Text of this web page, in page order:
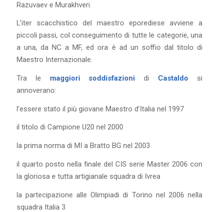
Razuvaev e Murakhveri.
L’iter scacchistico del maestro eporediese avviene a
piccoli passi, col conseguimento di tutte le categorie, una
a una, da NC a MF, ed ora è ad un soffio dal titolo di
Maestro Internazionale.
Tra le maggiori soddisfazioni di Castaldo si
annoverano:
l’essere stato il più giovane Maestro d’Italia nel 1997
il titolo di Campione U20 nel 2000
la prima norma di MI a Bratto BG nel 2003
il quarto posto nella finale del CIS serie Master 2006 con
la gloriosa e tutta artigianale squadra di Ivrea
la partecipazione alle Olimpiadi di Torino nel 2006 nella
squadra Italia 3